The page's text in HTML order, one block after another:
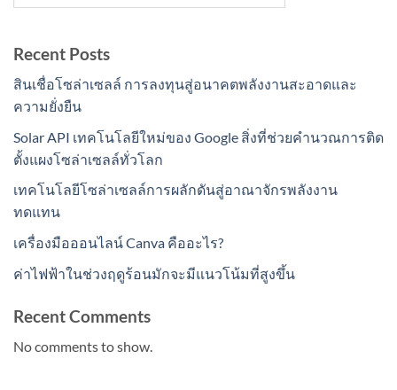
Recent Posts
สินเชื่อโซล่าเซลล์ การลงทุนสู่อนาคตพลังงานสะอาดและ
ความยั่งยืน
Solar API เทคโนโลยีใหม่ของ Google สิ่งที่ช่วยคำนวณการติด
ตั้งแผงโซล่าเซลล์ทั่วโลก
เทคโนโลยีโซล่าเซลล์การผลักดันสู่อาณาจักรพลังงาน
ทดแทน
เครื่องมือออนไลน์ Canva คืออะไร?
ค่าไฟฟ้าในช่วงฤดูร้อนมักจะมีแนวโน้มที่สูงขึ้น
Recent Comments
No comments to show.